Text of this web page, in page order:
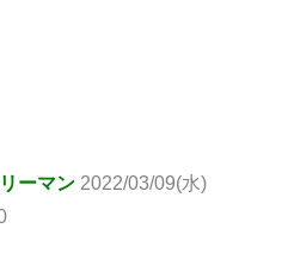
ーマン 2022/03/09(水)